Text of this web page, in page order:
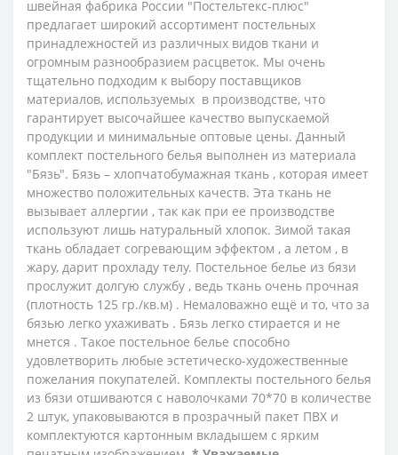
швейная фабрика России "Постельтекс-плюс"
предлагает широкий ассортимент постельных
принадлежностей из различных видов ткани и
огромным разнообразием расцветок. Мы очень
тщательно подходим к выбору поставщиков
материалов, используемых в производстве, что
гарантирует высочайшее качество выпускаемой
продукции и минимальные оптовые цены. Данный
комплект постельного белья выполнен из материала
"Бязь". Бязь – хлопчатобумажная ткань , которая имеет
множество положительных качеств. Эта ткань не
вызывает аллергии , так как при ее производстве
используют лишь натуральный хлопок. Зимой такая
ткань обладает согревающим эффектом , а летом , в
жару, дарит прохладу телу. Постельное белье из бязи
прослужит долгую службу , ведь ткань очень прочная
(плотность 125 гр./кв.м) . Немаловажно ещё и то, что за
бязью легко ухаживать . Бязь легко стирается и не
мнется . Такое постельное белье способно
удовлетворить любые эстетическо-художественные
пожелания покупателей. Комплекты постельного белья
из бязи отшиваются с наволочками 70*70 в количестве
2 штук, упаковываются в прозрачный пакет ПВХ и
комплектуются картонным вкладышем с ярким